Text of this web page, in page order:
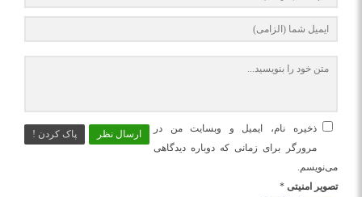
ارسال نظر پاک کردن !
ذخیره نام، ایمیل و وبسایت من در
مرورگر برای زمانی که دوباره دیدگاهی
می‌نویسم.
تصویر امنیتی *